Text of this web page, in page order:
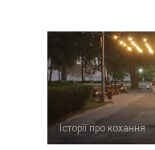
Історії про кохання